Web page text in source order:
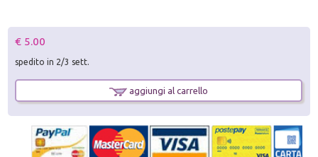
€ 5.00
spedito in 2/3 sett.
aggiungi al carrello